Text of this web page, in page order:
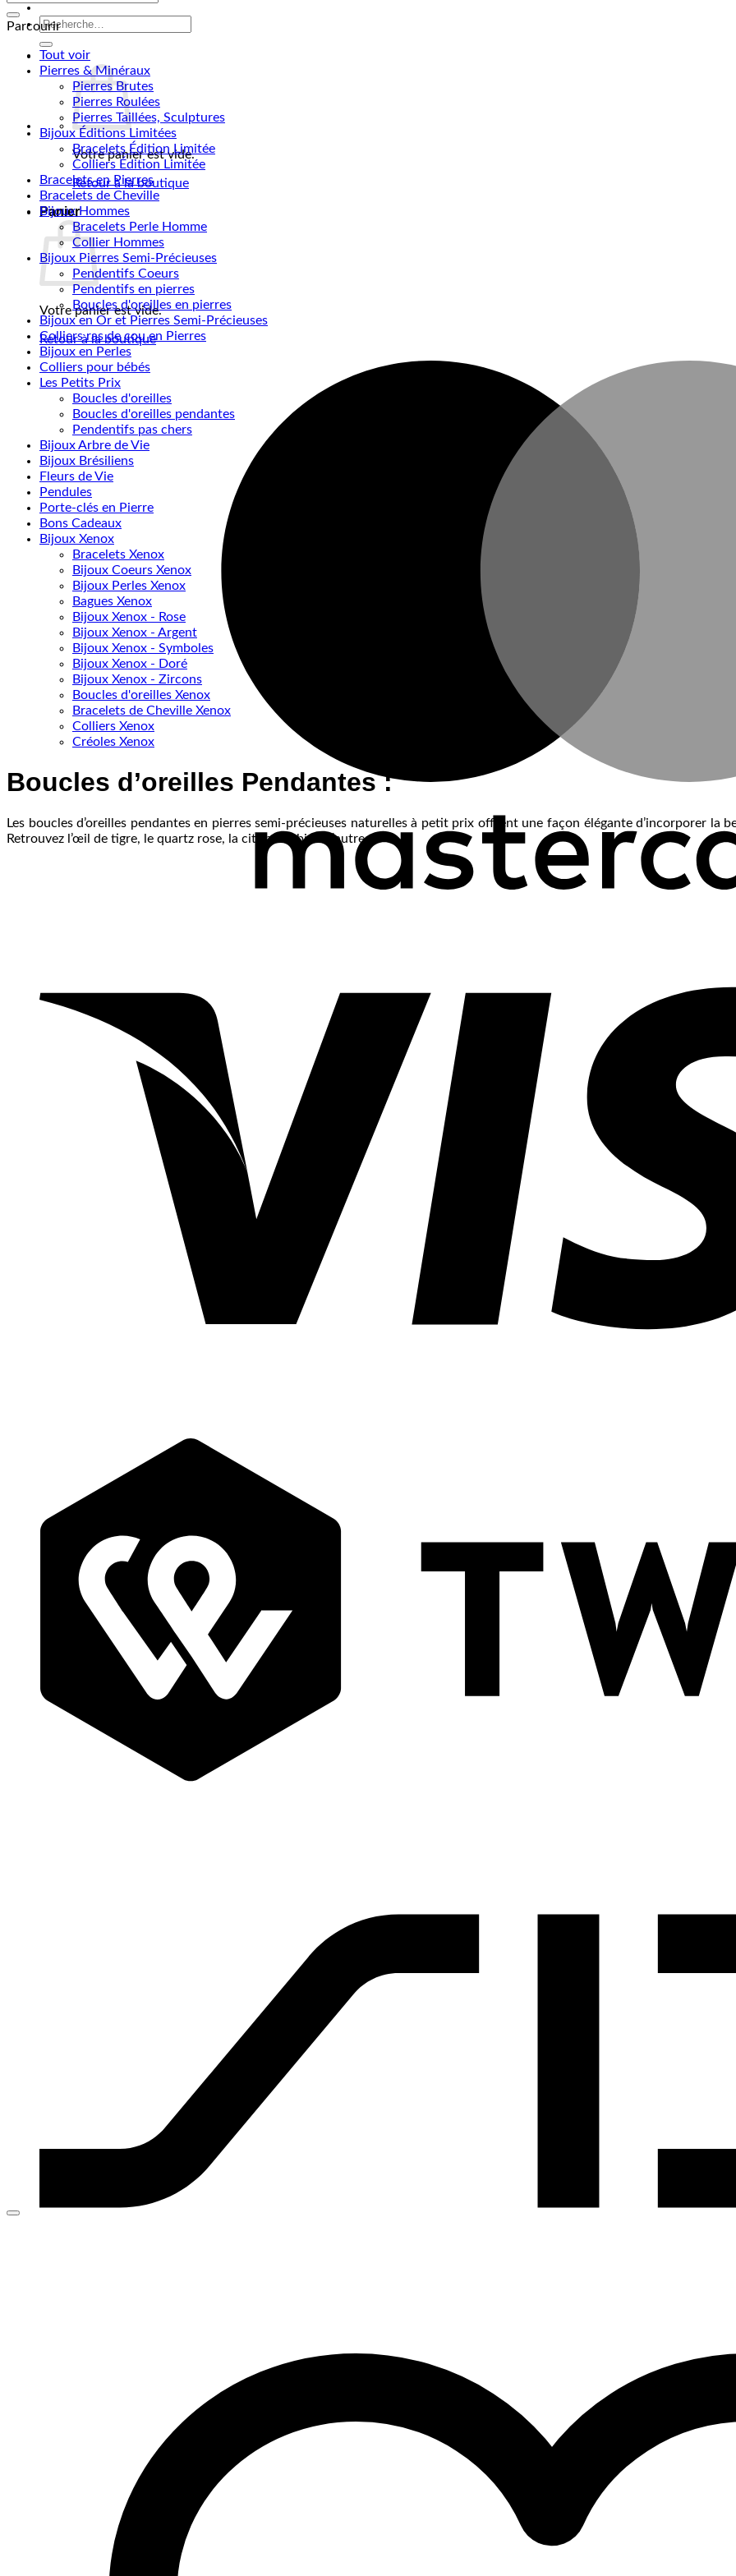
Contact
Recherche
Votre panier est vide.
Retour à la boutique
Panier
Votre panier est vide.
Retour à la boutique
pour :
Parcourir
Tout voir
Pierres & Minéraux
Pierres Brutes
Pierres Roulées
Pierres Taillées, Sculptures
Bijoux Éditions Limitées
Bracelets Édition Limitée
Colliers Édition Limitée
Bracelets en Pierres
Bracelets de Cheville
Bijoux Hommes
Bracelets Perle Homme
Collier Hommes
Bijoux Pierres Semi-Précieuses
Pendentifs Coeurs
Pendentifs en pierres
Boucles d'oreilles en pierres
Bijoux en Or et Pierres Semi-Précieuses
Colliers ras de cou en Pierres
Bijoux en Perles
Colliers pour bébés
Les Petits Prix
Boucles d'oreilles
Boucles d'oreilles pendantes
Pendentifs pas chers
Bijoux Arbre de Vie
Bijoux Brésiliens
Fleurs de Vie
Pendules
Porte-clés en Pierre
Bons Cadeaux
Bijoux Xenox
Bracelets Xenox
Bijoux Coeurs Xenox
Bijoux Perles Xenox
Bagues Xenox
Bijoux Xenox - Rose
Bijoux Xenox - Argent
Bijoux Xenox - Symboles
Bijoux Xenox - Doré
Bijoux Xenox - Zircons
Boucles d'oreilles Xenox
Bracelets de Cheville Xenox
Colliers Xenox
Créoles Xenox
Boucles d’oreilles Pendantes :
Les boucles d’oreilles pendantes en pierres semi-précieuses naturelles à petit prix offrent une façon élégante d’incorporer la
Retrouvez l’œil de tigre, le quartz rose, la citrine et bien d’autres !